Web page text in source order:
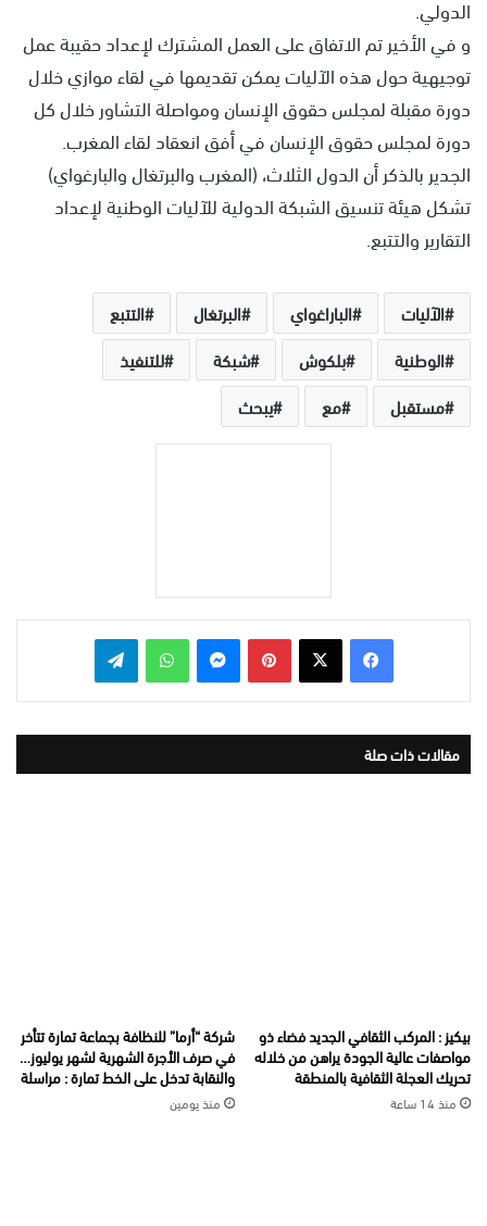
الدولي.
و في الأخير تم الاتفاق على العمل المشترك لإعداد حقيبة عمل
توجيهية حول هذه الآليات يمكن تقديمها في لقاء موازي خلال
دورة مقبلة لمجلس حقوق الإنسان ومواصلة التشاور خلال كل
دورة لمجلس حقوق الإنسان في أفق انعقاد لقاء المغرب.
الجدير بالذكر أن الدول الثلاث، (المغرب والبرتغال والبارغواي)
تشكل هيئة تنسيق الشبكة الدولية للآليات الوطنية لإعداد
التقارير والتتبع.
الآليات الباراغواي البرتغال
التتبع
الوطنية
بلكوش شبكة
للتنفيذ
مستقبل
مع يبحث
بينتيريست واتساب
مقالات ذات صلة
بيكيز : المركب الثقافي الجديد فضاء ذو
مواصفات عالية الجودة يراهن من خلاله
تحريك العجلة الثقافية بالمنطقة
منذ 14 ساعة
شركة “أرما” للنظافة بجماعة تمارة تتأخر
في صرف الأجرة الشهرية لشهر يوليوز…
والنقابة تدخل على الخط تمارة : مراسلة
منذ يومين